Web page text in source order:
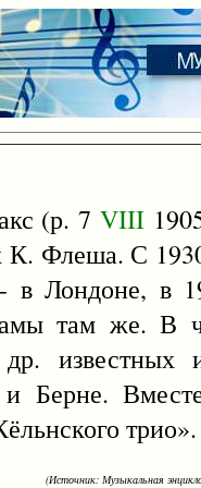
(р. 7VIII
К. Флеша. С
Лондоне, в
там же. В
известных
и Берне.
трио».
(Источник: Музыкальная